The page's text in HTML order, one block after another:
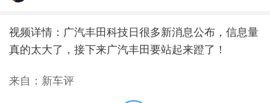
视频详情：广汽丰田科技日很多新消息公布，信息量
真的太大了，接下来广汽丰田要站起来蹬了！
来自：新车评